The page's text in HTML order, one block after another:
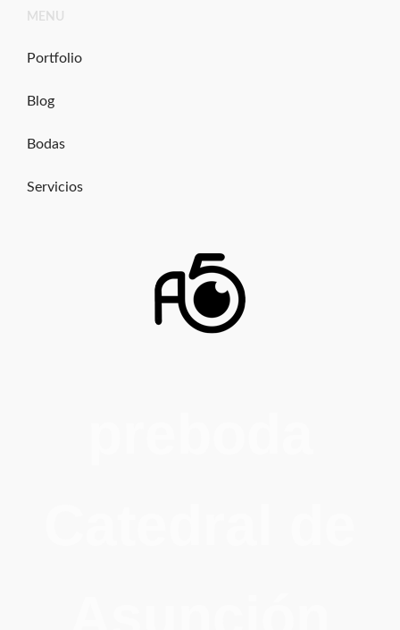
contenido
MENU
Portfolio
Blog
Bodas
Servicios